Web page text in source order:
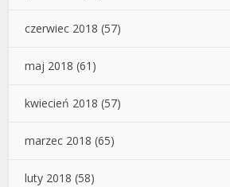
czerwiec 2018 (57)
maj 2018 (61)
kwiecień 2018 (57)
marzec 2018 (65)
luty 2018 (58)